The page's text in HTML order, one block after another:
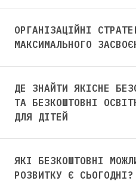
ОРГАНІЗАЦІЙНІ
МАКСИМАЛЬНОГО
ДЕ ЗНАЙТИ ЯКІСНЕ
ТА БЕЗКОШТОВНІ
ДЛЯ ДІТЕЙ
ЯКІ БЕЗКОШТОВНІ
РОЗВИТКУ Є СЬОГОДНІ?